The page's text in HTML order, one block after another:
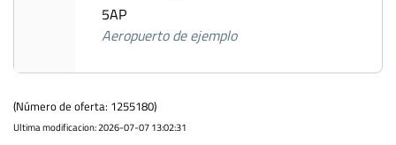
5AP
Aeropuerto de ejemplo
(Número de oferta: 1255180)
Ultima modificacion: 2026-07-07 13:02:31